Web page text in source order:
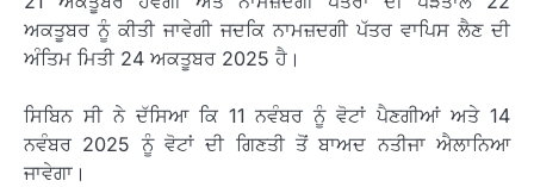
ਅਕਤੂਬਰ ਨੂੰ ਕੀਤੀ ਜਾਵੇਗੀ ਜਦਕਿ ਨਾਮਜ਼ਦਗੀ ਪੱਤਰ ਵਾਪਿਸ ਲੈਣ ਦੀ
ਅੰਤਿਮ ਮਿਤੀ 24 ਅਕਤੂਬਰ 2025 ਹੈ।
ਸਿਬਿਨ ਸੀ ਨੇ ਦੱਸਿਆ ਕਿ 11 ਨਵੰਬਰ ਨੂੰ ਵੋਟਾਂ ਪੈਣਗੀਆਂ ਅਤੇ 14
ਨਵੰਬਰ 2025 ਨੂੰ ਵੋਟਾਂ ਦੀ ਗਿਣਤੀ ਤੋਂ ਬਾਅਦ ਨਤੀਜਾ ਐਲਾਨਿਆ
ਜਾਵੇਗਾ।